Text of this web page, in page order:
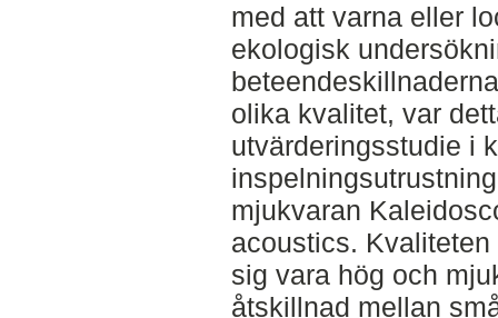
med att varna eller
ekologisk
olika kvalitet, var
utvärderingsstudie i
mjukvaran
acoustics.
sig vara hög och
åtskillnad mellan